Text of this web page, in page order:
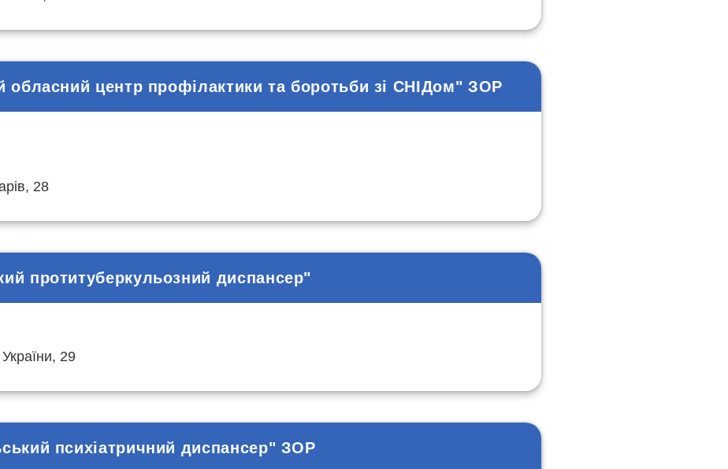
обласний центр профілактики та боротьби зі СНІДом" ЗОР
28
протитуберкульозний диспансер"
29
психіатричний диспансер" ЗОР